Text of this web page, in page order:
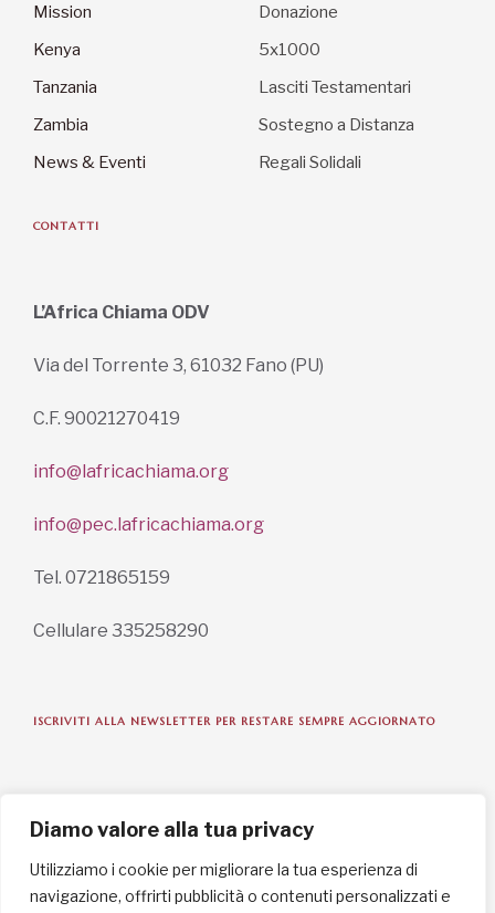
Diamo valore alla tua privacy
Utilizziamo i cookie per migliorare la tua esperienza di
navigazione, offrirti pubblicità o contenuti personalizzati e
Mission
Kenya
Tanzania
Zambia
News & Eventi
Donazione
5x1000
Lasciti Testamentari
Sostegno a Distanza
Regali Solidali
CONTATTI
L’Africa Chiama ODV
Via del Torrente 3, 61032 Fano (PU)
C.F. 90021270419
info@lafricachiama.org
info@pec.lafricachiama.org
Tel. 0721865159
Cellulare 335258290
ISCRIVITI ALLA NEWSLETTER PER RESTARE SEMPRE AGGIORNATO
ISCRIVITI ORA
INFORMAZIONI SULLA PRIVACY